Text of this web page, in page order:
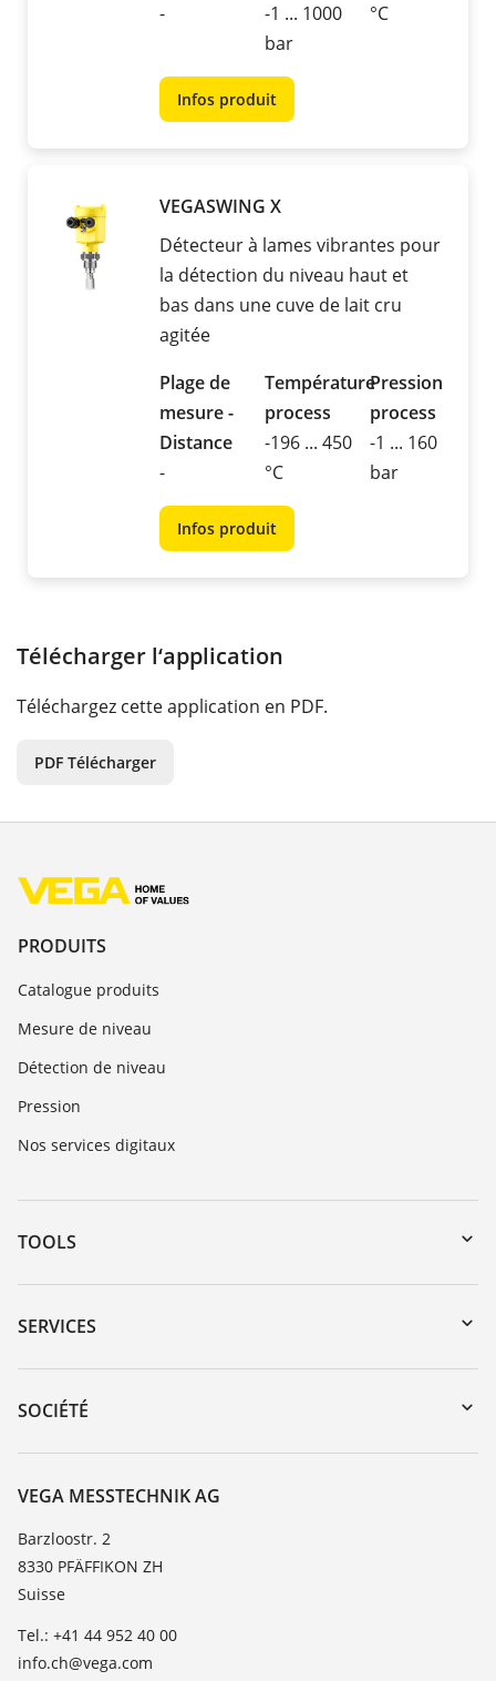
-
-1 ... 1000
bar
°C
Infos produit
VEGASWING X
Détecteur à lames vibrantes pour
la détection du niveau haut et
bas dans une cuve de lait cru
agitée
Plage de
mesure -
Distance
-
Température
process
-196 ... 450
°C
Pression
process
-1 ... 160
bar
Infos produit
Télécharger l‘application
Téléchargez cette application en PDF.
PDF Télécharger
PRODUITS
Catalogue produits
Mesure de niveau
Détection de niveau
Pression
Nos services digitaux
TOOLS
Téléchargements
Recherche par numéro de série
DTM Collection/PACTware
SERVICES
Retour d'appareil
Formations
TeamViewer
SOCIÉTÉ
À propos de VEGA
Contact
News
Presse
Blog
VEGA MESSTECHNIK AG
Barzloostr. 2
8330 PFÄFFIKON ZH
Suisse
Tel.: +41 44 952 40 00
info.ch@vega.com